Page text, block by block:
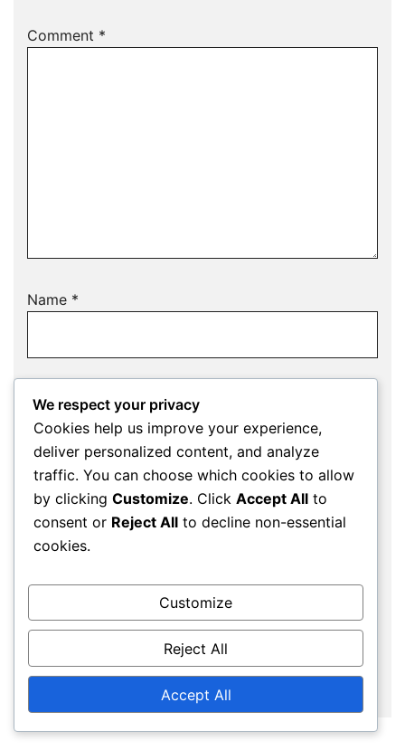
Comment *
Name *
Website
browser for the next time I comment.
We respect your privacy
Cookies help us improve your experience,
deliver personalized content, and analyze
traffic. You can choose which cookies to allow
by clicking Customize. Click Accept All to
consent or Reject All to decline non-essential
cookies.
Customize
Reject All
Accept All